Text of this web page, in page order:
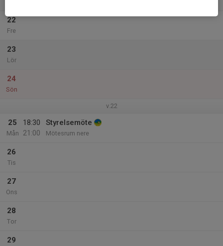
22
Fre
23
Lör
24
Sön
v.22
25
Mån
18:30
21:00
Styrelsemöte
Mötesrum nere
26
Tis
27
Ons
28
Tor
29